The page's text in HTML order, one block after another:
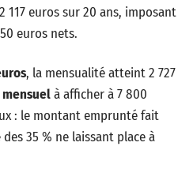
117 euros sur 20 ans, imposant
euros nets.
, la mensualité atteint 2 727
à afficher à 7 800
: le montant emprunté fait
35 % ne laissant place à